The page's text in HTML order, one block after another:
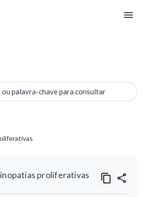
palavra-chave para consultar
proliferativas